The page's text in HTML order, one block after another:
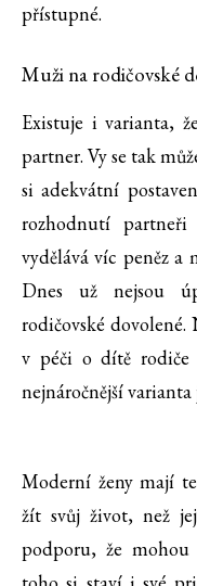
přístupné.
Muži na rodičovské
Existuje i varianta,
partner. Vy se tak
si adekvátní
rozhodnutí
vydělává víc peněz a
Dnes už nejsou
rodičovské dovolené.
v péči o dítě
nejnáročnější
Moderní ženy mají
žít svůj život, než
podporu, že